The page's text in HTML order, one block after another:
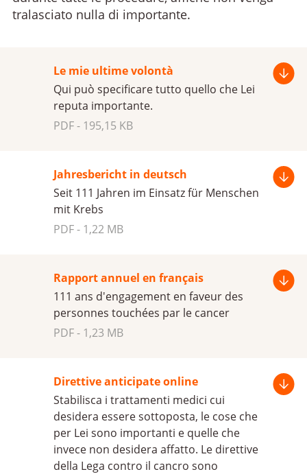
tralasciato nulla di importante.
Le mie ultime volontà
Qui può specificare tutto quello che Lei
reputa importante.
PDF - 195,15 KB
Jahresbericht in deutsch
Seit 111 Jahren im Einsatz für Menschen
mit Krebs
PDF - 1,22 MB
Rapport annuel en français
111 ans d'engagement en faveur des
personnes touchées par le cancer
PDF - 1,23 MB
Direttive anti­cipate online
Stabilisca i trattamenti medici cui
desidera essere sottoposta, le cose che
per Lei sono importanti e quelle che
invece non desidera affatto. Le direttive
della Lega contro il cancro sono